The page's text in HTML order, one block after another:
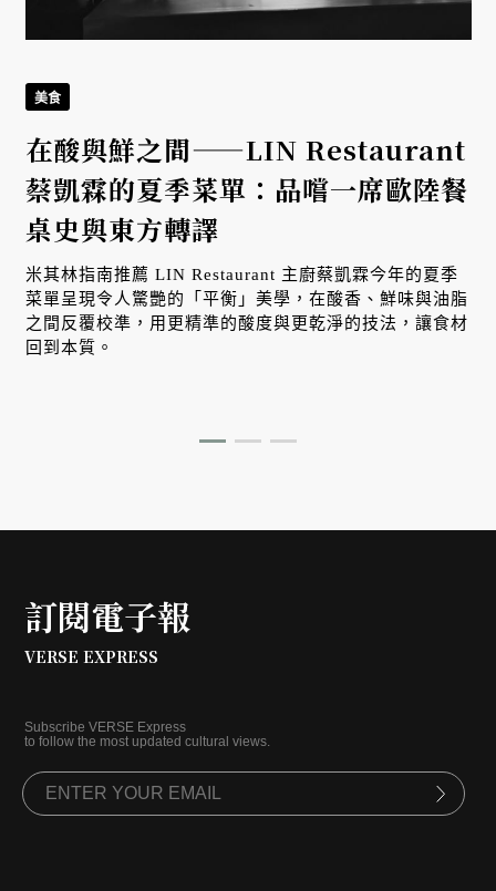
美食
在酸與鮮之間——LIN Restaurant
蔡凱霖的夏季菜單：品嚐一席歐陸餐
桌史與東方轉譯
米其林指南推薦 LIN Restaurant 主廚蔡凱霖今年的夏季
菜單呈現令人驚艷的「平衡」美學，在酸香、鮮味與油脂
之間反覆校準，用更精準的酸度與更乾淨的技法，讓食材
回到本質。
訂閱電子報
VERSE EXPRESS
Subscribe VERSE Express
to follow the most updated cultural views.